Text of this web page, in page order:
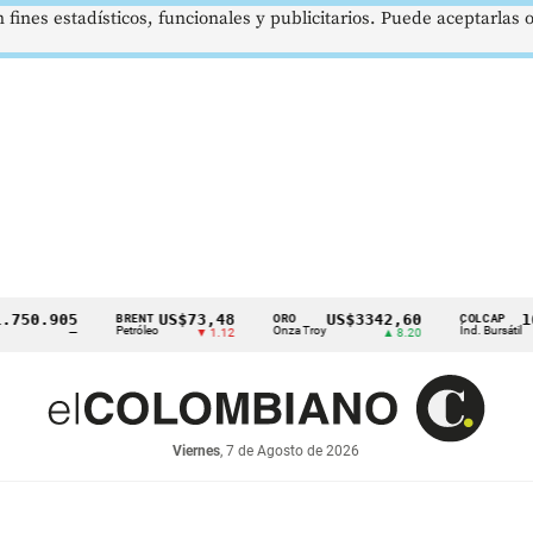
BRENT
Petróleo
US$73,48
▼ 1.12
ORO
Onza Troy
US$3342,60 COLCAP
Índ. Bursátil
Viernes, 7 de Agosto de 2026
estadísticos, funcionales y publicitarios. Puede aceptarlas